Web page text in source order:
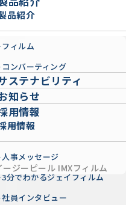
品紹介
フィルム
コンバーティング
ステナビリティ
知らせ
用情報
用情報
人事メッセージ
3分でわかるジェイフィルム
社員インタビュー
ージーピール IMXフィルム